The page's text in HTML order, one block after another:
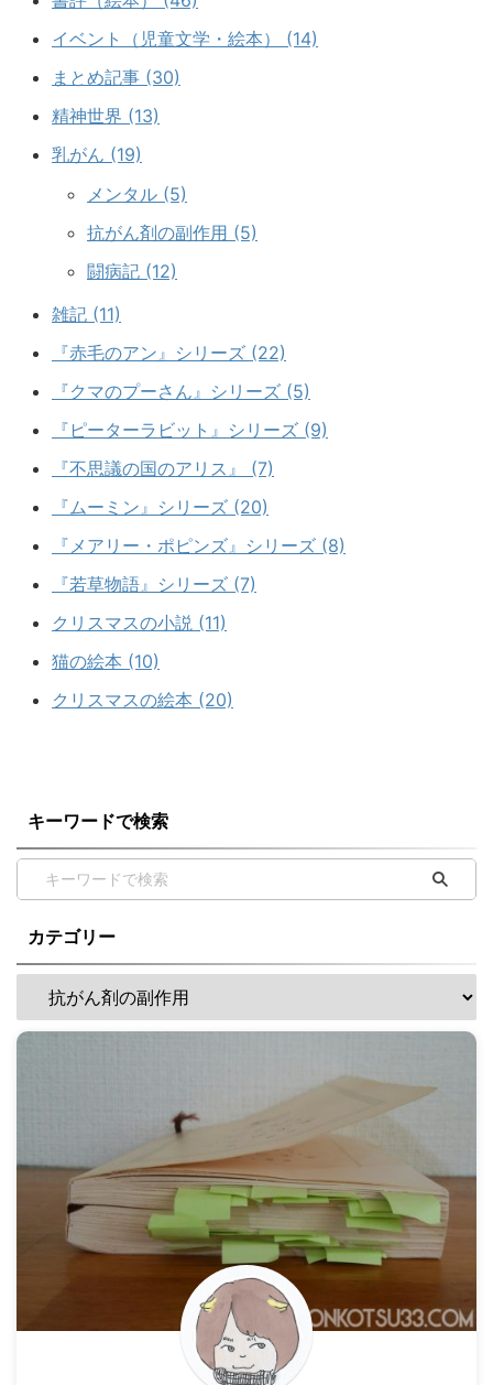
イベント（児童文学・絵本） (14)
まとめ記事 (30)
精神世界 (13)
乳がん (19)
メンタル (5)
抗がん剤の副作用 (5)
闘病記 (12)
雑記 (11)
『赤毛のアン』シリーズ (22)
『クマのプーさん』シリーズ (5)
『ピーターラビット』シリーズ (9)
『不思議の国のアリス』 (7)
『ムーミン』シリーズ (20)
『メアリー・ポピンズ』シリーズ (8)
『若草物語』シリーズ (7)
クリスマスの小説 (11)
猫の絵本 (10)
クリスマスの絵本 (20)
キーワードで検索
カテゴリー